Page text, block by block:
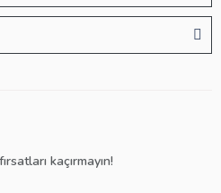
kaçırmayın!